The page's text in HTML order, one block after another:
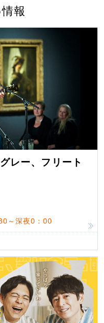
報
レー、フリート
～深夜0：00